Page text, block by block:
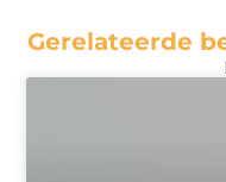
Gerelateerde